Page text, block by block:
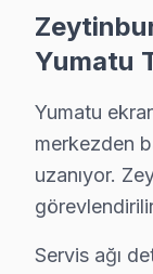
Anakart
• Yazılım ve
Wi-Fi
•
Yazılım
» İşin
Yumatu
Yumatu
merkezden
uzanıyor.
Servis ağı